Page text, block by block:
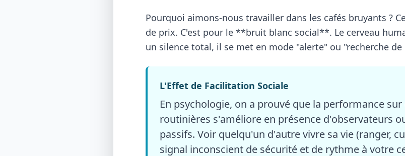
Pourquoi aimons-nous travailler dans les cafés bruyants ?
de prix. C'est pour le **bruit blanc social**. Le cerveau
un silence total, il se met en mode "alerte" ou "recherche
L'Effet de Facilitation Sociale
En psychologie, on a prouvé que la performance
routinières s'améliore en présence d'observateurs
passifs. Voir quelqu'un d'autre vivre sa vie (ranger,
signal inconscient de sécurité et de rythme à votre